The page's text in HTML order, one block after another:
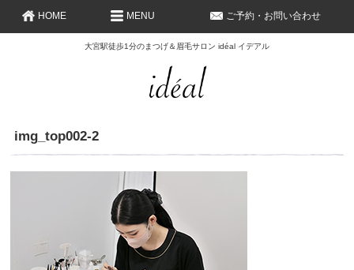
大宮駅徒歩1分のまつげ＆眉毛サロン idéal イデアル
HOME ご予約・お問い合わせ
MENU
img_top002-2